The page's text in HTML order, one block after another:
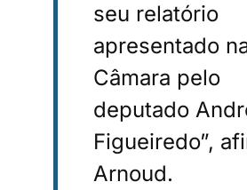
seu relatório
apresentado
Câmara pelo
deputado
Figueiredo”,
Arnoud.